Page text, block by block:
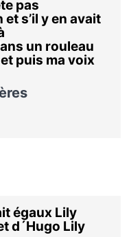
pas
s’il y en avait
un rouleau
puis ma voix
égaux Lily
d´Hugo Lily